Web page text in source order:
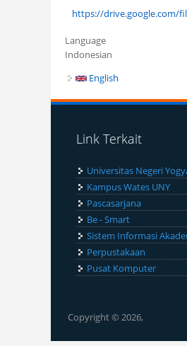
https://drive.google.com/
Language
Indonesian
English
Link Terkait
Universitas Negeri
Kampus Wates UNY
Pascasarjana
Be - Smart
Sistem Informasi
Perpustakaan
Pusat Komputer
Copyright © 2026,